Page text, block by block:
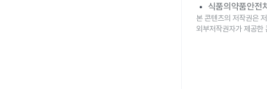
식품의약품안전
본 콘텐츠의 저작권은
외부저작권자가 제공한